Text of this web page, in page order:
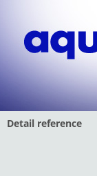
Detail reference